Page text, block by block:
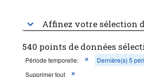
Affinez votre sélection
540 points de données
Période temporelle:
Dernière(s) 5
Supprimer tout